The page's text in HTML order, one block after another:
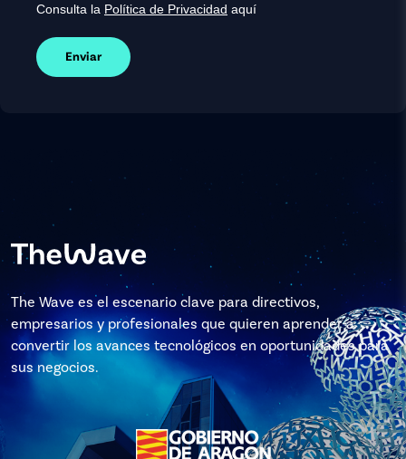
Consulta la Política de Privacidad aquí
Enviar
The Wave es el escenario clave para directivos,
empresarios y profesionales que quieren aprender a
convertir los avances tecnológicos en oportunidades para
sus negocios.